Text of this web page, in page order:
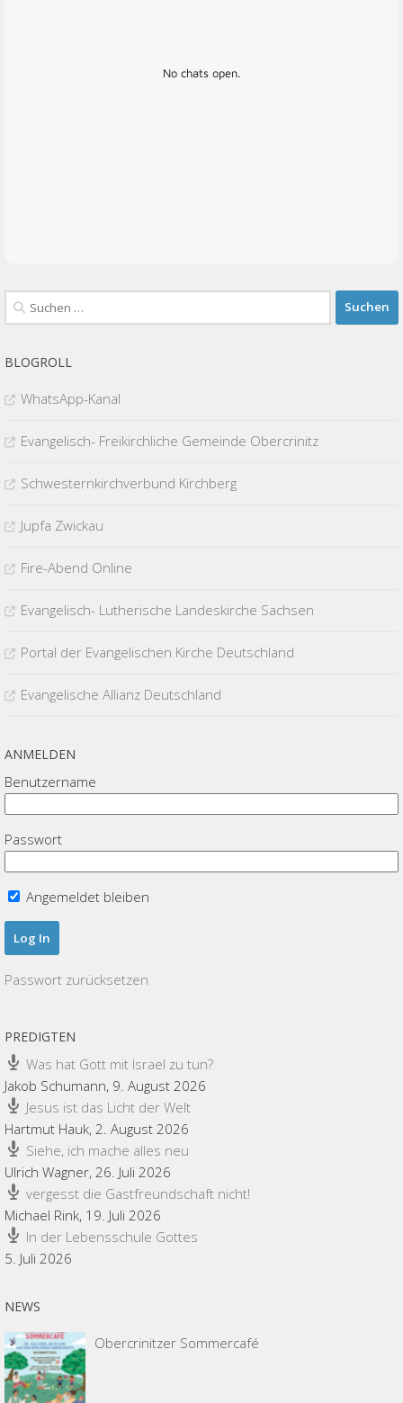
No chats open.
Suchen
nach:
BLOGROLL
WhatsApp-Kanal
Evangelisch- Freikirchliche Gemeinde Obercrinitz
Schwesternkirchverbund Kirchberg
Jupfa Zwickau
Fire-Abend Online
Evangelisch- Lutherische Landeskirche Sachsen
Portal der Evangelischen Kirche Deutschland
Evangelische Allianz Deutschland
ANMELDEN
Benutzername
Passwort
Angemeldet bleiben
Passwort zurücksetzen
PREDIGTEN
Was hat Gott mit Israel zu tun?
Jakob Schumann, 9. August 2026
Jesus ist das Licht der Welt
Hartmut Hauk, 2. August 2026
Siehe, ich mache alles neu
Ulrich Wagner, 26. Juli 2026
vergesst die Gastfreundschaft nicht!
Michael Rink, 19. Juli 2026
In der Lebensschule Gottes
5. Juli 2026
NEWS
Obercrinitzer Sommercafé